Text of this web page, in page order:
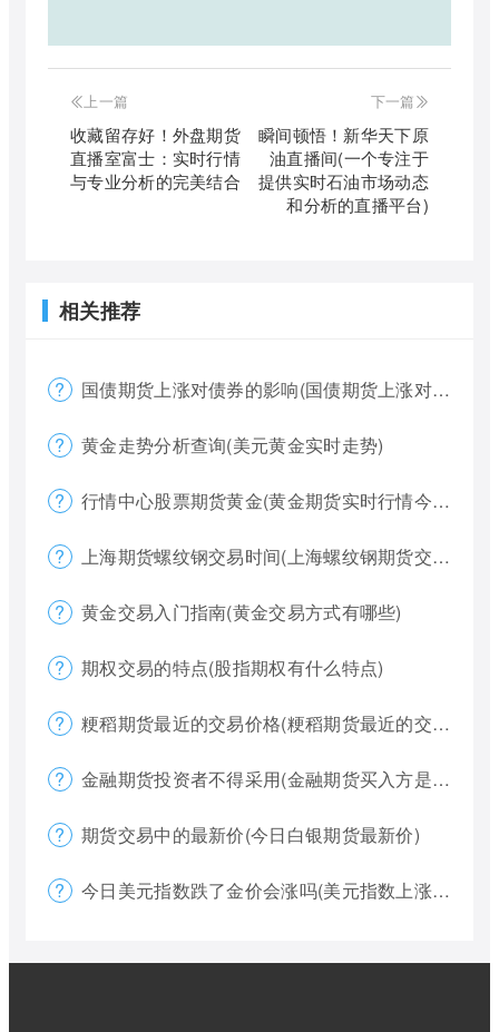
上一篇
收藏留存好！外盘期货
直播室富士：实时行情
与专业分析的完美结合
下一篇
瞬间顿悟！新华天下原
油直播间(一个专注于
提供实时石油市场动态
和分析的直播平台)
相关推荐
国债期货上涨对债券的影响(国债期货上涨对债券的影响大吗)
黄金走势分析查询(美元黄金实时走势)
行情中心股票期货黄金(黄金期货实时行情今天)
上海期货螺纹钢交易时间(上海螺纹钢期货交割)
黄金交易入门指南(黄金交易方式有哪些)
期权交易的特点(股指期权有什么特点)
粳稻期货最近的交易价格(粳稻期货最近的交易价格是什么)
金融期货投资者不得采用(金融期货买入方是否有履约权利)
期货交易中的最新价(今日白银期货最新价)
今日美元指数跌了金价会涨吗(美元指数上涨金价下跌)